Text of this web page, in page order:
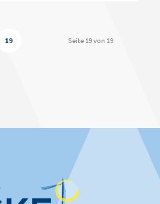
Seite 19 von 19
19